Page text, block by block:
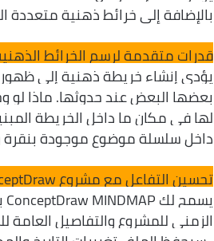
بالإضافة إلى خرائط ذهنية متعددة
قدرات متقدمة لرسم الخرائط
يؤدي إنشاء خريطة ذهنية إلى
بعضها البعض عند حدوثها. ماذا لو
لها في مكان ما داخل الخريطة
داخل سلسلة موضوع موجودة
تحسين التفاعل مع مشروع ConceptDraw